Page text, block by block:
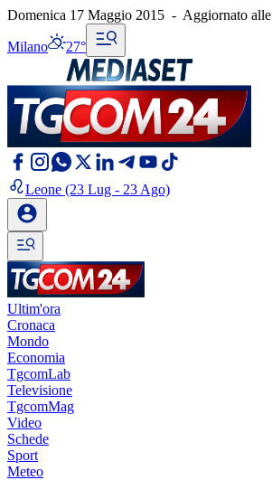
Domenica 17 Maggio 2015 - Aggiornato alle
Milano 27°
Leone (23 Lug - 23 Ago)
Ultim'ora
Cronaca
Mondo
Economia
TgcomLab
Televisione
TgcomMag
Video
Schede
Sport
Meteo